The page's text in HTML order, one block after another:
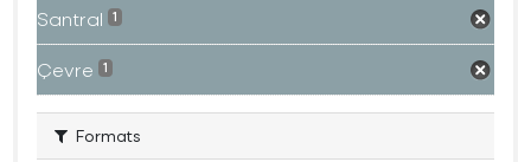
Santral 1
Çevre 1
Formats